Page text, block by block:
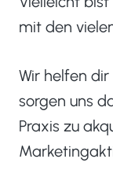
mit den
Wir helfen
sorgen uns
Praxis zu